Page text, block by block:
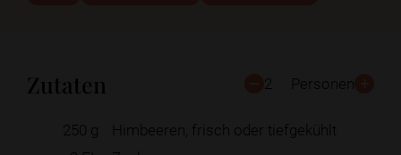
Zutaten 2 Personen
250 g
Himbeeren, frisch oder tiefgekühlt